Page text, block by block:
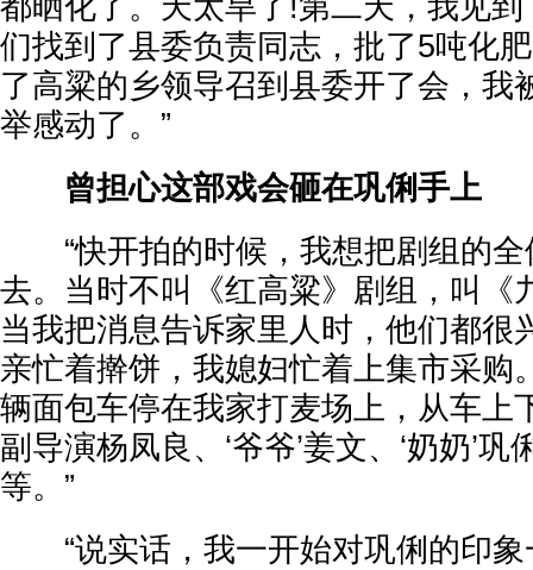
都晒化了。天太旱了!第二天，我见
们找到了县委负责同志，批了5吨化
了高粱的乡领导召到县委开了会，我
举感动了。”
曾担心这部戏会砸在巩俐手上
“快开拍的时候，我想把剧组的全
去。当时不叫《红高粱》剧组，叫《
当我把消息告诉家里人时，他们都很
亲忙着擀饼，我媳妇忙着上集市采购
辆面包车停在我家打麦场上，从车上
副导演杨凤良、‘爷爷’姜文、‘奶奶’
等。”
“说实话，我一开始对巩俐的印象